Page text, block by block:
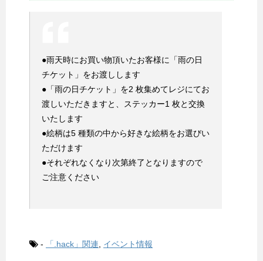
●雨天時にお買い物頂いたお客様に「雨の日
チケット」をお渡しします
●「雨の日チケット」を2 枚集めてレジにてお
渡しいただきますと、ステッカー1 枚と交換
いたします
●絵柄は5 種類の中から好きな絵柄をお選びい
ただけます
●それぞれなくなり次第終了となりますので
ご注意ください
- 「.hack」関連 イベント情報